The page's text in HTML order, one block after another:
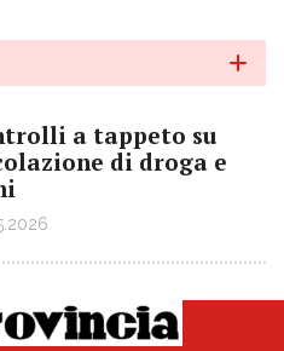
a tappeto su
di droga e